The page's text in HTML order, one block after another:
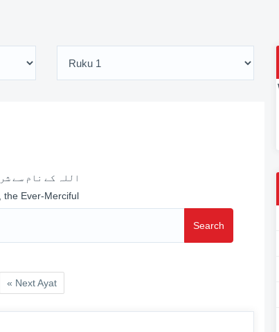
اللہ کے نام سے
the Ever-Merciful
Search
« Next Ayat